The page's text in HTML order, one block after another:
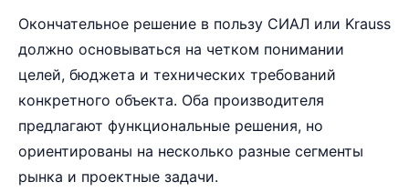
Окончательное решение в пользу СИАЛ или Krauss
должно основываться на четком понимании
целей, бюджета и технических требований
конкретного объекта. Оба производителя
предлагают функциональные решения, но
ориентированы на несколько разные сегменты
рынка и проектные задачи.